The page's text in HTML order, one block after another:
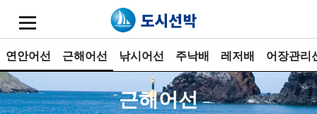
연안어선 근해어선 낚시어선 주낙배 레저배 어장관리
근해어선